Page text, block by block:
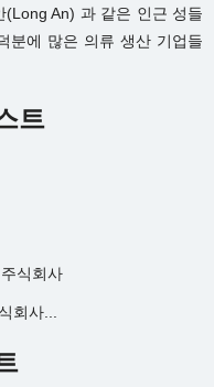
(Long An) 과 같은 인근 성들
분에 많은 의류 생산 기업들
트
식회사
회사...